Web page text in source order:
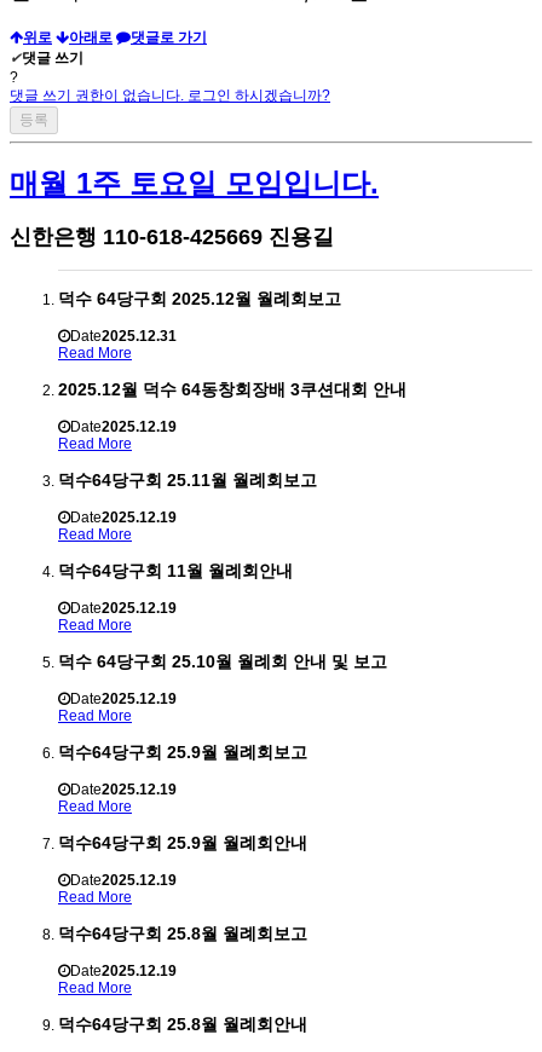
위로 아래로
댓글로 가기
✔댓글 쓰기
?
댓글 쓰기 권한이 없습니다. 로그인 하시겠습니까?
매월 1주 토요일 모임입니다.
신한은행 110-618-425669 진용길
덕수 64당구회 2025.12월 월례회보고
Date2025.12.31
Read More
2025.12월 덕수 64동창회장배 3쿠션대회 안내
Date2025.12.19
Read More
덕수64당구회 25.11월 월례회보고
Date2025.12.19
Read More
덕수64당구회 11월 월례회안내
Date2025.12.19
Read More
덕수 64당구회 25.10월 월례회 안내 및 보고
Date2025.12.19
Read More
덕수64당구회 25.9월 월례회보고
Date2025.12.19
Read More
덕수64당구회 25.9월 월례회안내
Date2025.12.19
Read More
덕수64당구회 25.8월 월례회보고
Date2025.12.19
Read More
덕수64당구회 25.8월 월례회안내